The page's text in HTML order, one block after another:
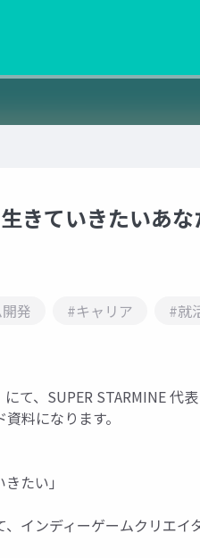
きていきたいあ
発 #キャリア #就
にて、SUPER STARMINE
料になります。
たい」
インディーゲームクリエ